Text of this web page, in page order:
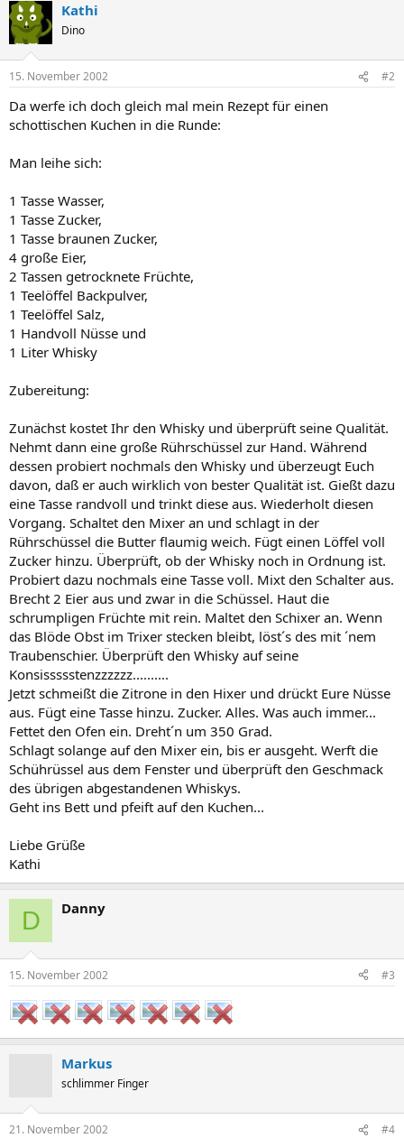
Kathi
Dino
15. November 2002 #2
Da werfe ich doch gleich mal mein Rezept für einen
schottischen Kuchen in die Runde:
Man leihe sich:
1 Tasse Wasser,
1 Tasse Zucker,
1 Tasse braunen Zucker,
4 große Eier,
2 Tassen getrocknete Früchte,
1 Teelöffel Backpulver,
1 Teelöffel Salz,
1 Handvoll Nüsse und
1 Liter Whisky
Zubereitung:
Zunächst kostet Ihr den Whisky und überprüft seine Qualität.
Nehmt dann eine große Rührschüssel zur Hand. Während
dessen probiert nochmals den Whisky und überzeugt Euch
davon, daß er auch wirklich von bester Qualität ist. Gießt dazu
eine Tasse randvoll und trinkt diese aus. Wiederholt diesen
Vorgang. Schaltet den Mixer an und schlagt in der
Rührschüssel die Butter flaumig weich. Fügt einen Löffel voll
Zucker hinzu. Überprüft, ob der Whisky noch in Ordnung ist.
Probiert dazu nochmals eine Tasse voll. Mixt den Schalter aus.
Brecht 2 Eier aus und zwar in die Schüssel. Haut die
schrumpligen Früchte mit rein. Maltet den Schixer an. Wenn
das Blöde Obst im Trixer stecken bleibt, löst´s des mit ´nem
Traubenschier. Überprüft den Whisky auf seine
Konsissssstenzzzzzz..........
Jetzt schmeißt die Zitrone in den Hixer und drückt Eure Nüsse
aus. Fügt eine Tasse hinzu. Zucker. Alles. Was auch immer...
Fettet den Ofen ein. Dreht´n um 350 Grad.
Schlagt solange auf den Mixer ein, bis er ausgeht. Werft die
Schührüssel aus dem Fenster und überprüft den Geschmack
des übrigen abgestandenen Whiskys.
Geht ins Bett und pfeift auf den Kuchen...
Liebe Grüße
Kathi
D Danny
15. November 2002 #3
Markus
schlimmer Finger
21. November 2002 #4